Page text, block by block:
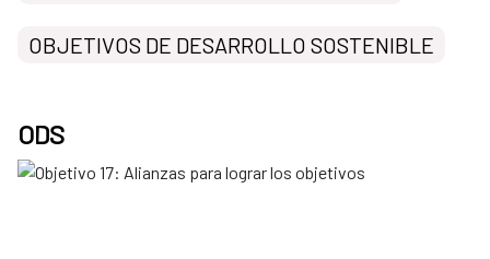
OBJETIVOS DE DESARROLLO SOSTENIBLE
ODS